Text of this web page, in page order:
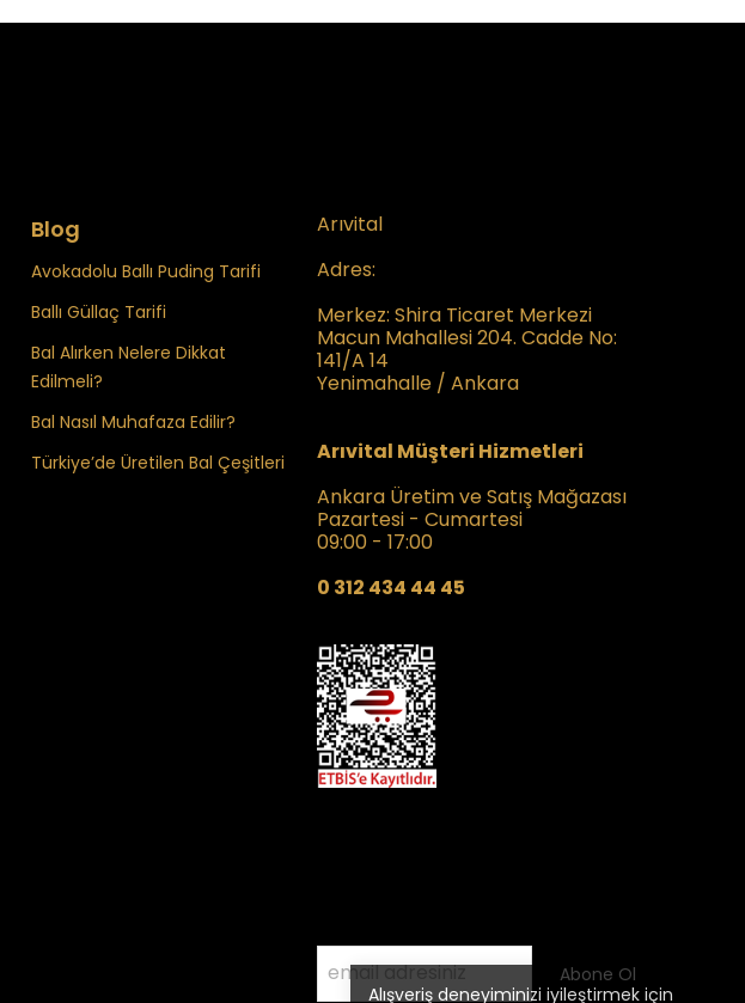
Alışveriş deneyiminizi iyileştirmek için
Blog
Avokadolu Ballı Puding Tarifi
Ballı Güllaç Tarifi
Bal Alırken Nelere Dikkat
Edilmeli?
Bal Nasıl Muhafaza Edilir?
Türkiye’de Üretilen Bal Çeşitleri
Arıvital
Adres:
Merkez: Shira Ticaret Merkezi
Macun Mahallesi 204. Cadde No:
141/A 14
Yenimahalle / Ankara
Arıvital Müşteri Hizmetleri
Ankara Üretim ve Satış Mağazası
Pazartesi - Cumartesi
09:00 - 17:00
0 312 434 44 45
Abone Ol